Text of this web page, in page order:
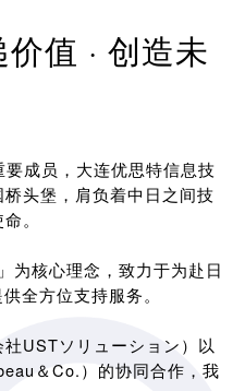
值 · 创造未
成员，大连优思特信息技
头堡，肩负着中日之间技
。
为核心理念，致力于为赴日
全方位支持服务。
USTソリューション）以
＆Co.）的协同合作，我